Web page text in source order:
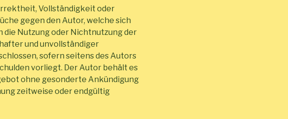
Vollständigkeit oder
gegen den Autor, welche sich
die Nutzung oder Nichtnutzung der
und unvollständiger
sofern seitens des Autors
vorliegt. Der Autor behält es
ohne gesonderte Ankündigung
zeitweise oder endgültig